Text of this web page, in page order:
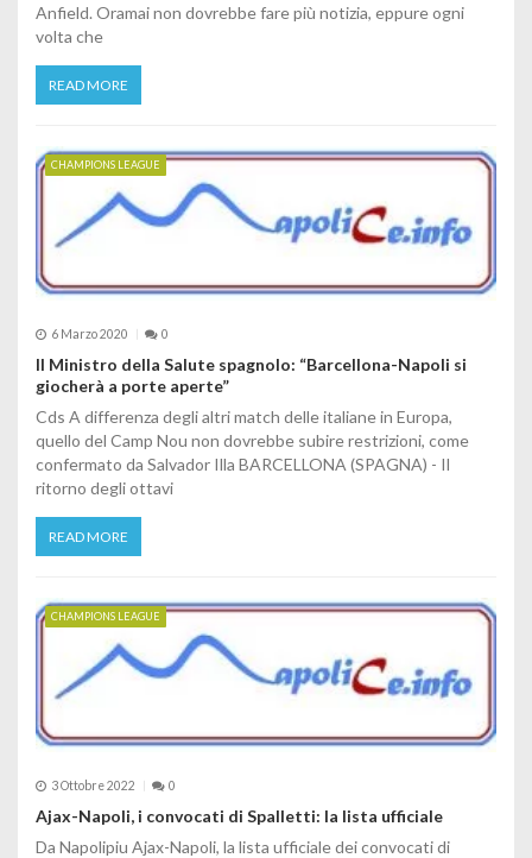
Anfield. Oramai non dovrebbe fare più notizia, eppure ogni
volta che
READ MORE
CHAMPIONS LEAGUE
6 Marzo 2020 0
Il Ministro della Salute spagnolo: “Barcellona-Napoli si
giocherà a porte aperte”
Cds A differenza degli altri match delle italiane in Europa,
quello del Camp Nou non dovrebbe subire restrizioni, come
confermato da Salvador Illa BARCELLONA (SPAGNA) - Il
ritorno degli ottavi
READ MORE
CHAMPIONS LEAGUE
3 Ottobre 2022 0
Ajax-Napoli, i convocati di Spalletti: la lista ufficiale
Da Napolipiu Ajax-Napoli, la lista ufficiale dei convocati di